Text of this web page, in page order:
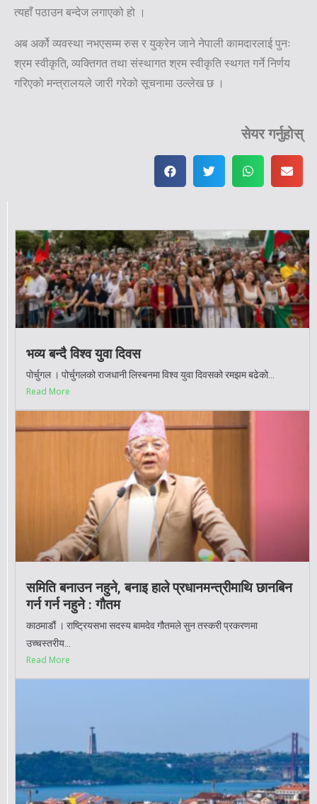
त्यहाँ पठाउन बन्देज लगाएको हो ।
अब अर्को व्यवस्था नभएसम्म रुस र युक्रेन जाने नेपाली कामदारलाई पुनः
श्रम स्वीकृति, व्यक्तिगत तथा संस्थागत श्रम स्वीकृति स्थगत गर्ने निर्णय
गरिएको मन्त्रालयले जारी गरेको सूचनामा उल्लेख छ ।
सेयर गर्नुहोस्
भव्य बन्दै विश्व युवा दिवस
पोर्चुगल । पोर्चुगलको राजधानी लिस्बनमा विश्व युवा दिवसको रमझम बढेको...
Read More
समिति बनाउन नहुने, बनाइ हाले प्रधानमन्त्रीमाथि छानबिन
गर्न गर्न नहुने : गौतम
काठमाडौं । राष्ट्रियसभा सदस्य बामदेव गौतमले सुन तस्करी प्रकरणमा
उच्चस्तरीय...
Read More